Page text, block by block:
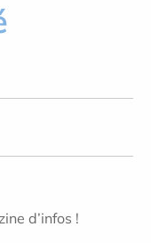
d’infos !